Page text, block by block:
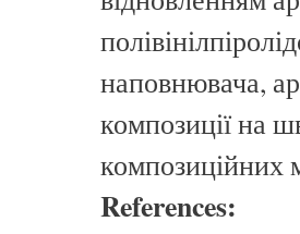
наповнювача,
композиції на
композиційних
References: